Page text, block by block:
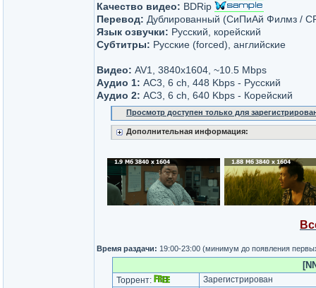
Качество видео: BDRip
Перевод: Дублированный (СиПиАй Филмз /
Язык озвучки: Русский, корейский
Субтитры: Русские (forced), английские
Видео: AV1, 3840x1604, ~10.5 Mbps
Аудио 1: AC3, 6 ch, 448 Kbps - Русский
Аудио 2: AC3, 6 ch, 640 Kbps - Корейский
Просмотр доступен только для
Дополнительная информация:
Время раздачи: 19:00-23:00 (минимум до появления
Торрент:
Зарегистрирован